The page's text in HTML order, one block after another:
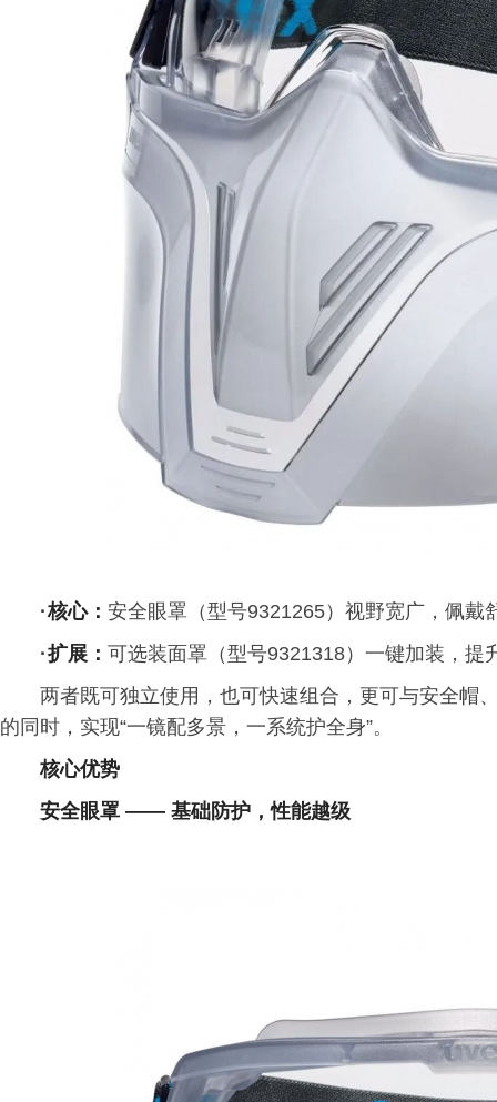
·核心： 安全眼罩（型号9321265）视野宽广，佩戴
·扩展： 可选装面罩（型号9321318）一键加装，提
两者既可独立使用，也可快速组合，更可与安全帽
的同时，实现“一镜配多景，一系统护全身”。
核心优势
安全眼罩 —— 基础防护，性能越级